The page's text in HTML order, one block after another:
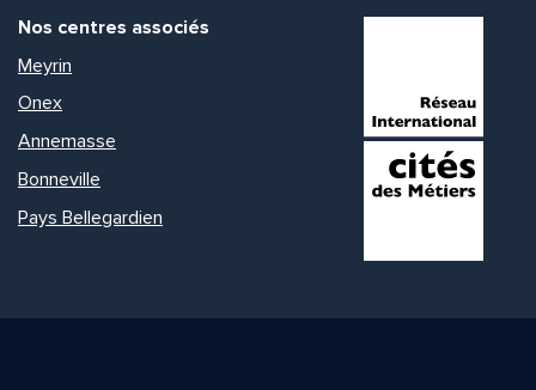
Nos centres associés
Meyrin
Onex
Annemasse
Bonneville
Pays Bellegardien